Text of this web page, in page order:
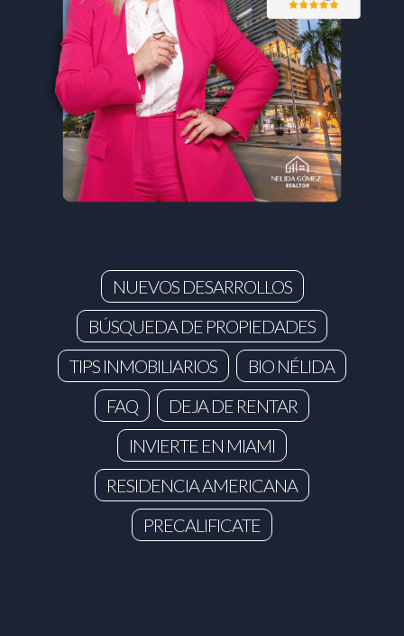
NUEVOS DESARROLLOS
BÚSQUEDA DE PROPIEDADES
TIPS INMOBILIARIOS
BIO NÉLIDA
FAQ
DEJA DE RENTAR
INVIERTE EN MIAMI
RESIDENCIA AMERICANA
PRECALIFICATE